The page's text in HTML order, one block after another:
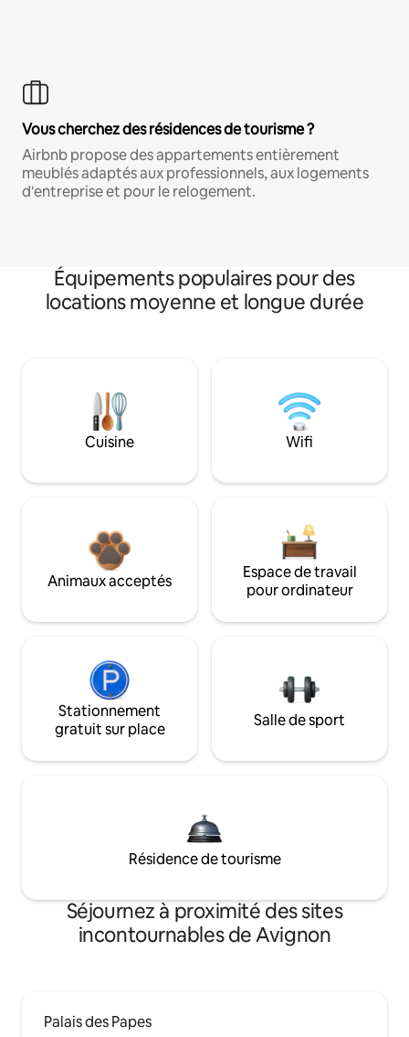
Vous cherchez des résidences de tourisme ?
Airbnb propose des appartements entièrement
meublés adaptés aux professionnels, aux logements
d'entreprise et pour le relogement.
Équipements populaires pour des
locations moyenne et longue durée
Cuisine Wifi
Animaux acceptés
Espace de travail
pour ordinateur
Stationnement
gratuit sur place
Salle de sport
Résidence de tourisme
Séjournez à proximité des sites
incontournables de Avignon
Palais des Papes